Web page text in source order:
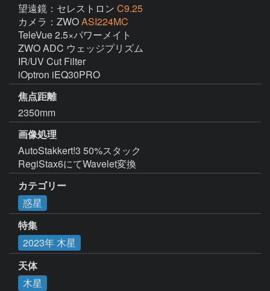
望遠鏡：セレストロン C9.25
カメラ：ZWOASI224MC
TeleVue 2.5×パワーメイト
ZWO ADC ウェッジプリズム
IR/UV Cut Filter
iOptron iEQ30PRO
焦点距離
2350mm
画像処理
AutoStakkert!3 50%スタック
RegiStax6にてWavelet変換
カテゴリー
惑星
特集
2023年 木星
天体
木星